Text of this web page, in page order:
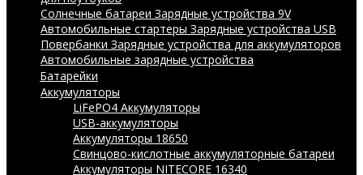
Солнечные батареи Зарядные устройства 9V
Автомобильные стартеры Зарядные устройства USB
Повербанки Зарядные устройства для аккумуляторов
Автомобильные зарядные устройства
Батарейки
Аккумуляторы
LiFePO4 Аккумуляторы
USB-аккумуляторы
Аккумуляторы 18650
Свинцово-кислотные аккумуляторные батареи
Аккумуляторы NITECORE 16340